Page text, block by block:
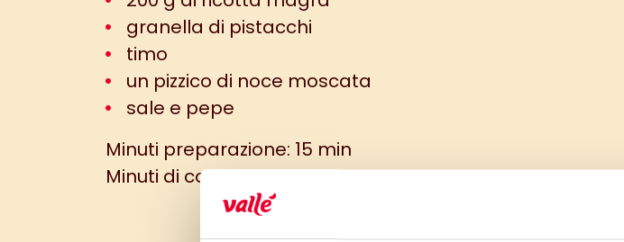
granella di pistacchi
timo
un pizzico di noce moscata
sale e pepe
Minuti preparazione: 15 min
Minuti di cottura: 20 min